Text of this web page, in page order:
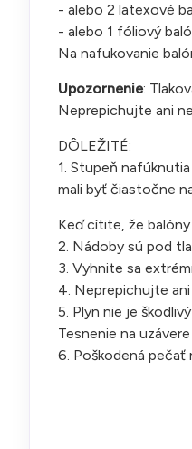
- alebo 2 latexové
- alebo 1 fóliový
Na nafukovanie
Upozornenie:
Neprepichujte ani
DÔLEŽITÉ:
1. Stupeň
mali byť čiastočne
Keď cítite, že
2. Nádoby sú pod
3. Vyhnite sa
4. Neprepichujte
5. Plyn nie je
Tesnenie na
6. Poškodená pečať